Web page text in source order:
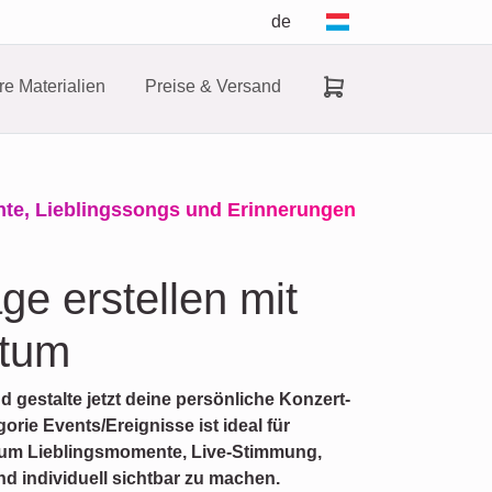
de
Materialien Preise & Versand
Lieblingssongs und Erinnerungen
erstellen mit
gestalte jetzt deine persönliche Konzert-
Events/Ereignisse ist ideal für
Lieblingsmomente, Live-Stimmung,
individuell sichtbar zu machen.